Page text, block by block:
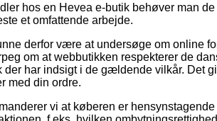
hos en Hevea e-butik behøver man
et omfattende arbejde.
derfor være at undersøge om online
om at webbutikken respekterer de
der har indsigt i de gældende vilkår. Det
med din ordre.
vi at køberen er